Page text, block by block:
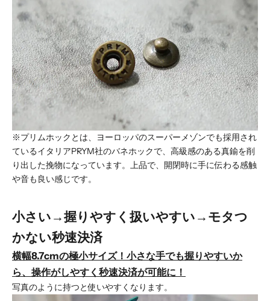
※プリムホックとは、
ヨーロッパのスーパーメゾンでも採用され
ているイタリアPRYM社のバネホックで、高級感のある真鍮を削
り出した挽物になっています。上品で、開閉時に手に伝わる感触
や音も良い感じです。
小さい→握りやすく扱いやすい→モタつ
かない秒速決済
横幅8.7cmの極小サイズ！小さな手でも握りやすいか
ら、操作がしやすく秒速決済が可能に！
写真のように持つと使いやすくなります。